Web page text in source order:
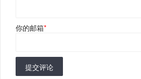
你的邮箱*
提交评论